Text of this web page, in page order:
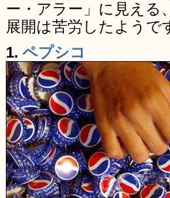
ー・アラー」に見える
展開は苦労したようで
1. ペプシコ